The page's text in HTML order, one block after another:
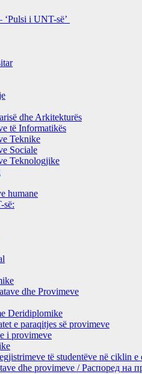
i UNT-së’
dhe Arkitekturës
të Informatikës
Teknike
Sociale
Teknologjike
humane
së:
dhe Provimeve
Deridiplomike
e paraqitjes së provimeve
i provimeve
të studentëve në ciklin e
dhe provimeve / Распоред на